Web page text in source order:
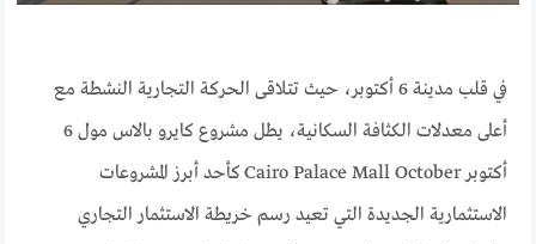
في قلب مدينة 6 أكتوبر، حيث تتلاقى الحركة التجارية النشطة مع
أعلى معدلات الكثافة السكانية، يطل مشروع كايرو بالاس مول 6
أكتوبر Cairo Palace Mall October كأحد أبرز المشروعات
الاستثمارية الجديدة التي تعيد رسم خريطة الاستثمار التجاري